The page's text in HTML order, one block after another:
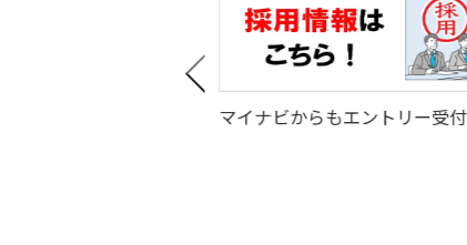
マイナビからもエントリー受付
Next